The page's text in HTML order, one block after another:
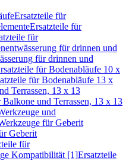
Ersatzteile für
Ersatzteile für
für
für drinnen und
für drinnen und
für Bodenabläufe 10 x
für Bodenabläufe 13 x
Terrassen, 13 x 13
und Terrassen, 13 x 13
und
für Geberit
Geberit
für
Kompatibilität [1]Ersatzteile